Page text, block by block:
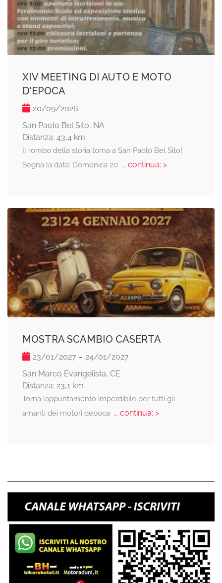
XIV MEETING DI AUTO E MOTO
D'EPOCA
20/09/2026
San Paolo Bel Sito, NA
Distanza: 43,4 km
Il rombo della storia torna a San Paolo Bel Sito!
Segna la data: Domenica 20... continua: >
MOSTRA SCAMBIO CASERTA
23/01/2027 - 24/01/2027
San Marco Evangelista, CE
Distanza: 23,1 km
Torna lappuntamento imperdibile per tutti gli
amanti dei motori depoca... continua: >